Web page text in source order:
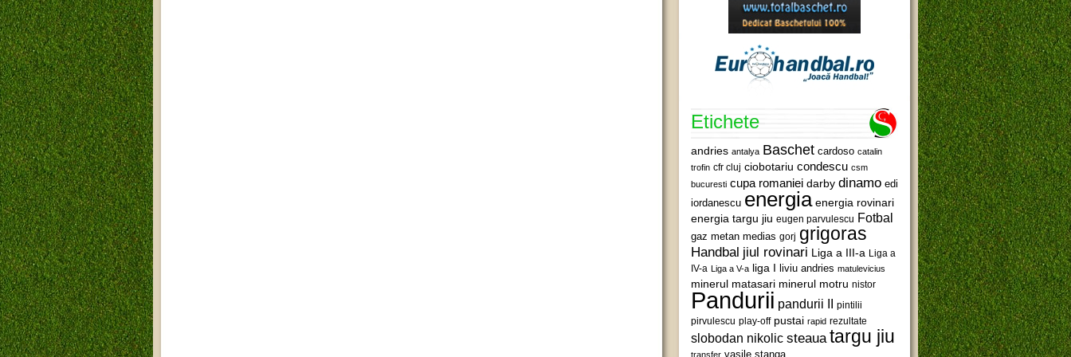
Etichete
andries antalya Baschet cardoso catalin
trofin cfr cluj ciobotariu condescu csm
bucuresti cupa romaniei darby dinamo edi
iordanescu energia energia rovinari
energia targu jiu eugen parvulescu Fotbal
gaz metan medias gorj grigoras
Handbal jiul rovinari Liga a III-a Liga a
IV-a Liga a V-a liga I liviu andries matulevicius
minerul matasari minerul motru nistor
Pandurii pandurii II pintilii
pirvulescu play-off pustai rapid rezultate
slobodan nikolic steaua targu jiu
transfer vasile stanga